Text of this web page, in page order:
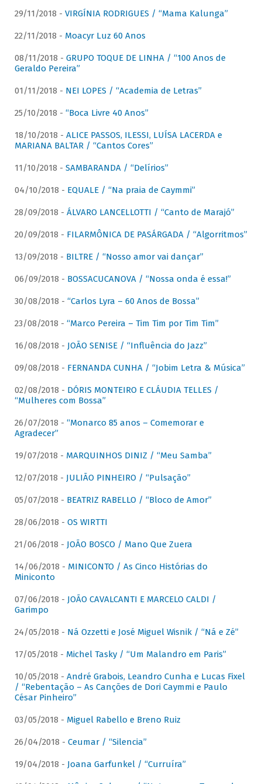
29/11/2018 - VIRGÍNIA RODRIGUES / “Mama Kalunga”
22/11/2018 - Moacyr Luz 60 Anos
08/11/2018 - GRUPO TOQUE DE LINHA / “100 Anos de
Geraldo Pereira”
01/11/2018 - NEI LOPES / “Academia de Letras”
25/10/2018 - “Boca Livre 40 Anos”
18/10/2018 - ALICE PASSOS, ILESSI, LUÍSA LACERDA e
MARIANA BALTAR / “Cantos Cores”
11/10/2018 - SAMBARANDA / “Delírios”
04/10/2018 - EQUALE / “Na praia de Caymmi”
28/09/2018 - ÁLVARO LANCELLOTTI / “Canto de Marajó”
20/09/2018 - FILARMÔNICA DE PASÁRGADA / “Algorritmos”
13/09/2018 - BILTRE / “Nosso amor vai dançar”
06/09/2018 - BOSSACUCANOVA / “Nossa onda é essa!”
30/08/2018 - “Carlos Lyra – 60 Anos de Bossa”
23/08/2018 - “Marco Pereira – Tim Tim por Tim Tim”
16/08/2018 - JOÃO SENISE / “Influência do Jazz”
09/08/2018 - FERNANDA CUNHA / “Jobim Letra & Música”
02/08/2018 - DÓRIS MONTEIRO E CLÁUDIA TELLES /
“Mulheres com Bossa”
26/07/2018 - “Monarco 85 anos – Comemorar e
Agradecer”
19/07/2018 - MARQUINHOS DINIZ / “Meu Samba”
12/07/2018 - JULIÃO PINHEIRO / “Pulsação”
05/07/2018 - BEATRIZ RABELLO / “Bloco de Amor”
28/06/2018 - OS WIRTTI
21/06/2018 - JOÃO BOSCO / Mano Que Zuera
14/06/2018 - MINICONTO / As Cinco Histórias do
Miniconto
07/06/2018 - JOÃO CAVALCANTI E MARCELO CALDI /
Garimpo
24/05/2018 - Ná Ozzetti e José Miguel Wisnik / “Ná e Zé”
17/05/2018 - Michel Tasky / “Um Malandro em Paris”
10/05/2018 - André Grabois, Leandro Cunha e Lucas Fixel
/ “Rebentação – As Canções de Dori Caymmi e Paulo
César Pinheiro”
03/05/2018 - Miguel Rabello e Breno Ruiz
26/04/2018 - Ceumar / “Silencia”
19/04/2018 - Joana Garfunkel / “Curruíra”